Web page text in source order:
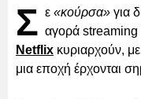
Σ ε «κούρσα» για
αγορά
Netflix κυριαρχούν,
μια εποχή έρχονται